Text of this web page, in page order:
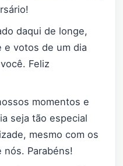
daqui de longe,
e votos de um dia
Feliz
momentos e
seja tão especial
mesmo com os
Parabéns!